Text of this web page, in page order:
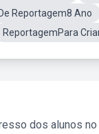
Reportagem8 Ano
ReportagemPara
dos alunos